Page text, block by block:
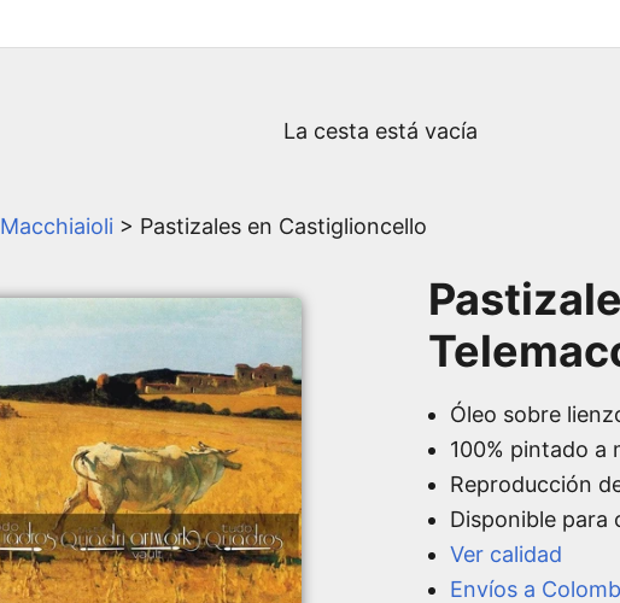
La cesta está vacía
Macchiaioli > Pastizales en Castiglioncello
Óleo sobre
100% pintado a
Reproducción
Disponible para
Ver calidad
Envíos a